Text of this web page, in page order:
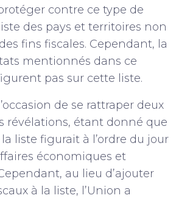
contre ce type de
des pays et territoires non
fins fiscales. Cependant, la
mentionnés dans ce
pas sur cette liste.
de se rattraper deux
révélations, étant donné que
liste figurait à l’ordre du jour
économiques et
au lieu d’ajouter
à la liste, l’Union a